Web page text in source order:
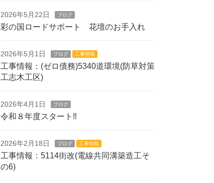
2026年5月22日 ブログ
彩の国ロードサポート 花壇のお手入れ
2026年5月1日 ブログ 工事情報
工事情報：(ゼロ債務)5340道環境(防草対策
工志木工区)
2026年4月1日 ブログ
令和８年度スタート‼
2026年2月18日 ブログ 工事情報
工事情報：5114街改(電線共同溝築造工そ
の6)